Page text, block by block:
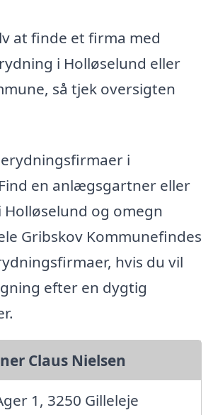
at finde et firma med
i Holløselund eller
så tjek oversigten
i
en anlægsgartner eller
og omegn
Gribskov Kommunefindes
hvis du vil
efter en dygtig
Claus Nielsen
1, 3250 Gilleleje